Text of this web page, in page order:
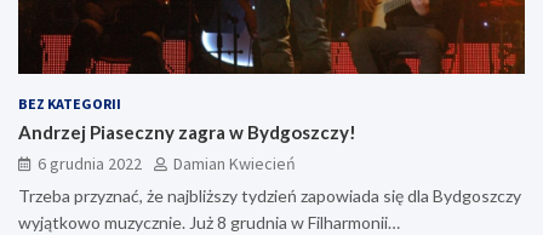
BEZ KATEGORII
Andrzej Piaseczny zagra w Bydgoszczy!
6 grudnia 2022
Damian Kwiecień
Trzeba przyznać, że najbliższy tydzień zapowiada się dla Bydgoszczy
wyjątkowo muzycznie. Już 8 grudnia w Filharmonii…